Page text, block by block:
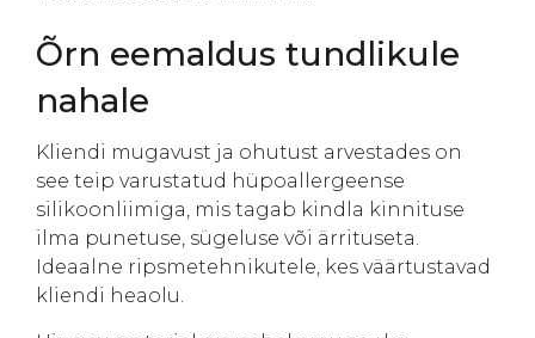
Õrn eemaldus tundlikule
nahale
Kliendi mugavust ja ohutust arvestades on
see teip varustatud hüpoallergeense
silikoonliimiga, mis tagab kindla kinnituse
ilma punetuse, sügeluse või ärrituseta.
Ideaalne ripsmetehnikutele, kes väärtustavad
kliendi heaolu.